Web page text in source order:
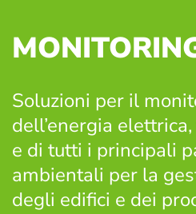
Soluzioni per il
dell’energia
e di tutti i principali
ambientali per la
degli edifici e dei